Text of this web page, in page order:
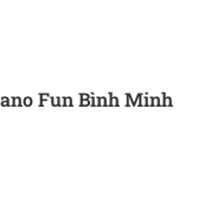
Fun Bình Minh